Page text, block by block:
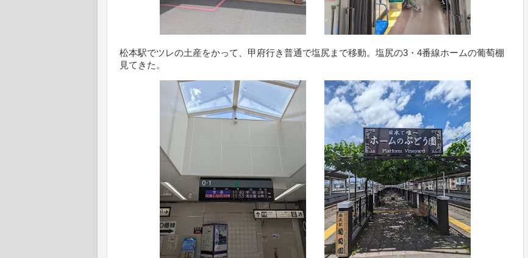
松本駅でツレの土産をかって、甲府行き普通で塩尻まで移動。塩尻の3・4番線ホームの葡萄棚
見てきた。